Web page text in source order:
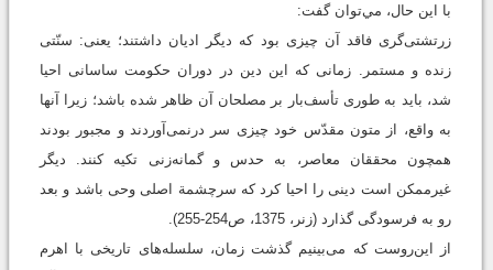
با این حال، مي‌توان گفت:
زرتشتی‌گری فاقد آن چیزی بود که دیگر ادیان داشتند؛ یعنی: سنّتی
زنده و مستمر. زمانی که این دین در دوران حکومت ساسانی احیا
شد، باید به طوری تأسف‌بار بر مصلحان آن ظاهر شده باشد؛ زیرا آنها
به واقع، از متون مقدّس خود چیزی سر درنمی‌آوردند و مجبور بودند
همچون محققان معاصر، به حدس و گمانه‌زنی تکیه کنند. دیگر
غیرممکن است دینی را احیا کرد که سرچشمة اصلی وحی باشد و بعد
رو به فرسودگی گذارد (زنر، 1375، ص254-255).
از این‌روست که می‌بینیم گذشت زمان، سلسله‌های تاریخی با اهرم